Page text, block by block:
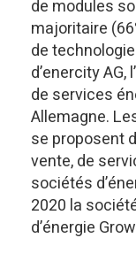
de modules
majoritaire
de
d’enercity
de services
Allemagne.
se proposent
vente, de
sociétés
2020 la
d’énergie